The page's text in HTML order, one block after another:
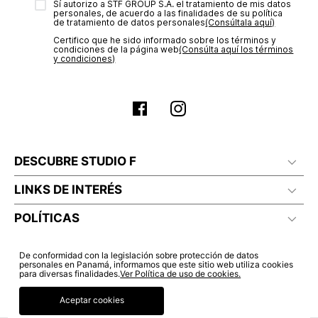
estado de tu compra puedes ingresar al menú de “Mi cuenta -
Mis Pedidos” en nuestra página webwww.studiofpanama.pa
Sí autorizo a STF GROUP S.A. el tratamiento de mis datos
personales, de acuerdo a las finalidades de su política
de tratamiento de datos personales‎(Consúltala aquí)
Certifico que he sido informado sobre los términos y
condiciones de la página web‎(Consúlta aquí los términos
y condiciones)
DESCUBRE STUDIO F
LINKS DE INTERÉS
POLÍTICAS
De conformidad con la legislación sobre protección de datos
personales en Panamá, informamos que este sitio web utiliza cookies
para diversas finalidades.Ver Política de uso de cookies.
Aceptar cookies